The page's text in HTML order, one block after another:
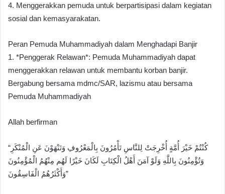
4. Menggerakkan pemuda untuk berpartisipasi dalam kegiatan
sosial dan kemasyarakatan.
Peran Pemuda Muhammadiyah dalam Menghadapi Banjir
1. *Penggerak Relawan*: Pemuda Muhammadiyah dapat
menggerakkan relawan untuk membantu korban banjir.
Bergabung bersama mdmc/SAR, lazismu atau bersama
Pemuda Muhammadiyah
Allah berfirman
“كُنْتُمْ خَيْرَ أُمَّةٍ أُخْرِجَتْ لِلنَّاسِ تَأْمُرُونَ بِالْمَعْرُوفِ وَتَنْهَوْنَ عَنِ الْمُنْكَرِ
وَتُؤْمِنُونَ بِاللَّهِ وَلَوْ آمَنَ أَهْلُ الْكِتَابِ لَكَانَ خَيْرًا لَهُم مِنْهُمُ الْمُؤْمِنُونَ
وَأَكْثَرُهُمُ الْفَاسِقُونَ”